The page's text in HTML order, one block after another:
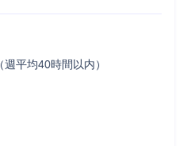
平均40時間以内）